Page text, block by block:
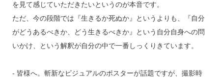
を見て感じていただきたいというのが本音です。
ただ、今の段階では『生きるか死ぬか』というよりも、『自分
がどうあるべきか、どう生きるべきか』という自分自身への問
いかけ、という解釈が自分の中で一番しっくりきています。
‐ 皆様へ。斬新なビジュアルのポスターが話題ですが、撮影時